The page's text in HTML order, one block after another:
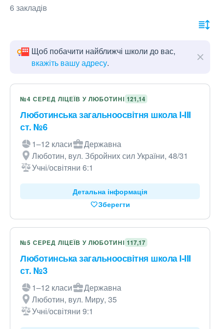
6 закладів
Щоб побачити найближчі школи до вас,
вкажіть вашу адресу.
№4 СЕРЕД ЛІЦЕЇВ У ЛЮБОТИНІ 121,14
Люботинська загальноосвітня школа I-III
ст. №6
1–12 класи
Державна
Люботин, вул. Збройних сил України, 48/31
Учні/освітяни 6:1
Детальна інформація
Зберегти
№5 СЕРЕД ЛІЦЕЇВ У ЛЮБОТИНІ 117,17
Люботинська загальноосвітня школа I-III
ст. №3
1–12 класи
Державна
Люботин, вул. Миру, 35
Учні/освітяни 9:1